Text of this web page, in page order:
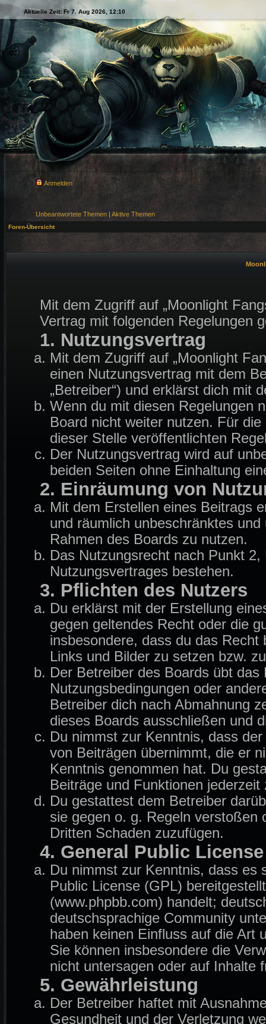
Aktuelle Zeit: Fr 7. Aug 2026, 12:10
Anmelden
Unbeantwortete Themen | Aktive Themen
Foren-Übersicht
Mit dem Zugriff auf „Moonlight
Vertrag mit folgenden Regelungen
1. Nutzungsvertrag
Mit dem Zugriff auf „Moonlight
einen Nutzungsvertrag mit dem
„Betreiber“) und erklärst dich mit
Wenn du mit diesen Regelungen
Board nicht weiter nutzen. Für
dieser Stelle veröffentlichten
Der Nutzungsvertrag wird auf
beiden Seiten ohne Einhaltung
2. Einräumung von
Mit dem Erstellen eines Beitrags
und räumlich unbeschränktes
Rahmen des Boards zu nutzen.
Das Nutzungsrecht nach Punkt
Nutzungsvertrages bestehen.
3. Pflichten des Nutzers
Du erklärst mit der Erstellung
gegen geltendes Recht oder die
insbesondere, dass du das
Links und Bilder zu setzen bzw.
Der Betreiber des Boards übt
Nutzungsbedingungen oder
Betreiber dich nach Abmahnung
dieses Boards ausschließen und
Du nimmst zur Kenntnis, dass
von Beiträgen übernimmt, die er
Kenntnis genommen hat. Du
Beiträge und Funktionen
Du gestattest dem Betreiber
sie gegen o. g. Regeln verstoßen
Dritten Schaden zuzufügen.
4. General Public License
Du nimmst zur Kenntnis, dass es
Public License (GPL)
(www.phpbb.com) handelt;
deutschsprachige Community
haben keinen Einfluss auf die Art
Sie können insbesondere die
nicht untersagen oder auf Inhalte
5. Gewährleistung
Der Betreiber haftet mit
Gesundheit und der Verletzung